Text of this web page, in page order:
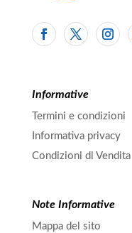
Informative
Termini e condizioni
Informativa privacy
Condizioni di Vendita
Note Informative
Mappa del sito